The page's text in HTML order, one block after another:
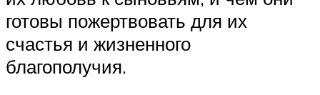
готовы пожертвовать для их
счастья и жизненного
благополучия.